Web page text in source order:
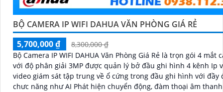
BỘ CAMERA IP WIFI DAHUA VĂN PHÒNG GIÁ RẺ
5,700,000 ₫
8,300,000 ₫
Bộ Camera IP WIFI DAHUA Văn Phòng Giá Rẻ là trọn gói 4 mắt
với độ phân giải 3MP được quản lý bở đầu ghi hình 4 kênh Ip
video giám sát tập trung về ổ cứng trong đầu ghi hình với đầy
chưc năng như AI Phát hiện chuyển động, đàm thoại âm